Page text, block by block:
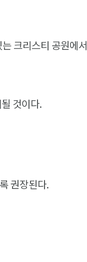
크리스티 공원에서
것이다.
권장된다.